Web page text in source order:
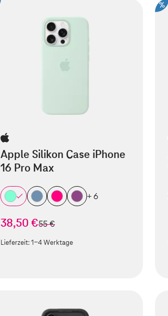
Apple Silikon Case iPhone
16 Pro Max
+ 6
38,50 €statt
55 €
Lieferzeit:1-4 Werktage
%